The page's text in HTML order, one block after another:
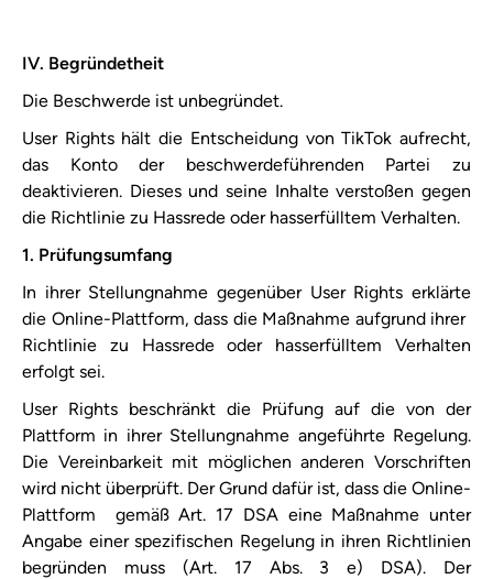
IV. Begründetheit
Die Beschwerde ist unbegründet.
User Rights hält die Entscheidung von ​TikTok​ aufrecht,
das Konto der beschwerdeführenden Partei zu
deaktivieren. Dieses und seine Inhalte verstoßen gegen
die ​Richtlinie zu Hassrede oder hasserfülltem Verhalten​.
1. Prüfungsumfang
In ihrer Stellungnahme gegenüber User Rights erklärte
die Online-Plattform, dass die Maßnahme aufgrund ihrer ​
Richtlinie zu Hassrede oder hasserfülltem Verhalten​
erfolgt sei.
User Rights beschränkt die Prüfung auf die von der
Plattform in ihrer Stellungnahme angeführte Regelung.
Die Vereinbarkeit mit möglichen anderen Vorschriften
wird nicht überprüft. Der Grund dafür ist, dass die Online-
Plattform gemäß Art. 17 DSA eine Maßnahme unter
Angabe einer spezifischen Regelung in ihren Richtlinien
begründen muss (Art. 17 Abs. 3 e) DSA). Der